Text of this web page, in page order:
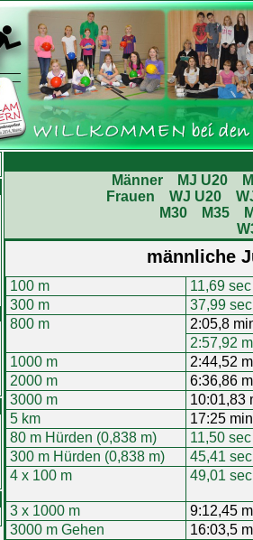
Männer MJ U20
Frauen
WJ U20
M30
M35
männliche
100 m
11,69 sec
300 m
37,99 sec
800 m
2:05,8
2:57,92
1000 m
2:44,52
2000 m
6:36,86
3000 m
10:01,83
5 km
17:25 min
80 m Hürden (0,838 m)
11,50 sec
300 m Hürden (0,838 m)
45,41 sec
4 x 100 m
49,01 sec
3 x 1000 m
9:12,45
3000 m Gehen
16:03,5